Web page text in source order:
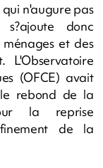
n'augure pas
donc
et des
L'Observatoire
(OFCE) avait
rebond de la
la reprise
de la